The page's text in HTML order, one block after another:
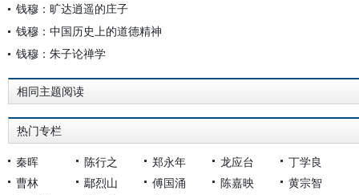
钱穆：旷达逍遥的庄子
钱穆：中国历史上的道德精神
钱穆：朱子论禅学
相同主题阅读
热门专栏
秦晖 陈行之 郑永年 龙应台
丁学良
曹林
鄢烈山 傅国涌 陈嘉映
黄宗智